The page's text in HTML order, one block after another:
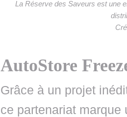
La Réserve des Saveurs est une
AutoStore
Grâce à un projet
ce partenariat